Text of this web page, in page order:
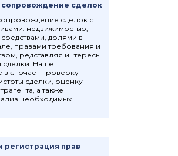
сделок
сделок с
недвижимостью,
долями в
правами требования и
редставляя интересы
Наше
включает проверку
сделки, оценку
а также
необходимых
прав